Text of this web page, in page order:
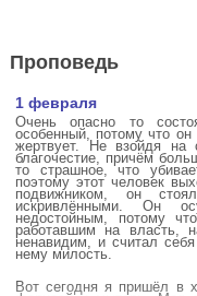
Проповедь
1 февраля
Очень опасно то
особенный, потому что он
жертвует. Не взойдя
благочестие, причём
то страшное, что
поэтому этот человек
подвижником, он
искривлёнными. Он
недостойным, потому
работавшим на власть,
ненавидим, и считал
нему милость.
Вот сегодня я пришёл в